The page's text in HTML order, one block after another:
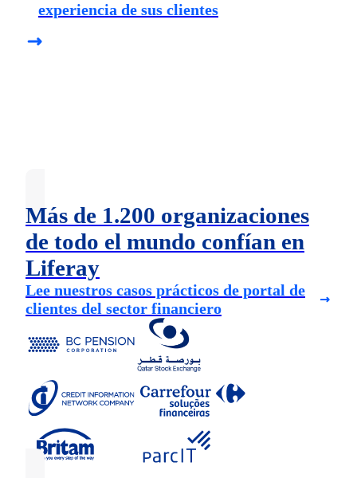
experiencia de sus clientes
Más de 1.200 organizaciones
de todo el mundo confían en
Liferay
Lee nuestros casos prácticos de portal de
clientes del sector financiero